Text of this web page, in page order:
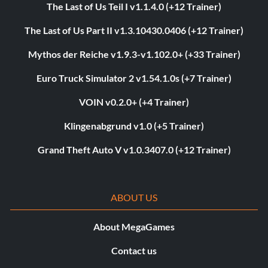
The Last of Us Teil I v1.1.4.0 (+12 Trainer)
The Last of Us Part II v1.3.10430.0406 (+12 Trainer)
Mythos der Reiche v1.9.3-v1.102.0+ (+33 Trainer)
Euro Truck Simulator 2 v1.54.1.0s (+7 Trainer)
VOIN v0.2.0+ (+4 Trainer)
Klingenabgrund v1.0 (+5 Trainer)
Grand Theft Auto V v1.0.3407.0 (+12 Trainer)
ABOUT US
About MegaGames
Contact us